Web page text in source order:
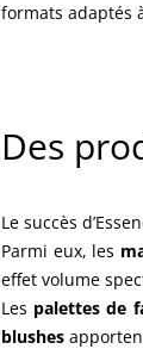
formats adaptés
Des
Le succès
Parmi eux, les
effet volume
Les palettes de
blushes